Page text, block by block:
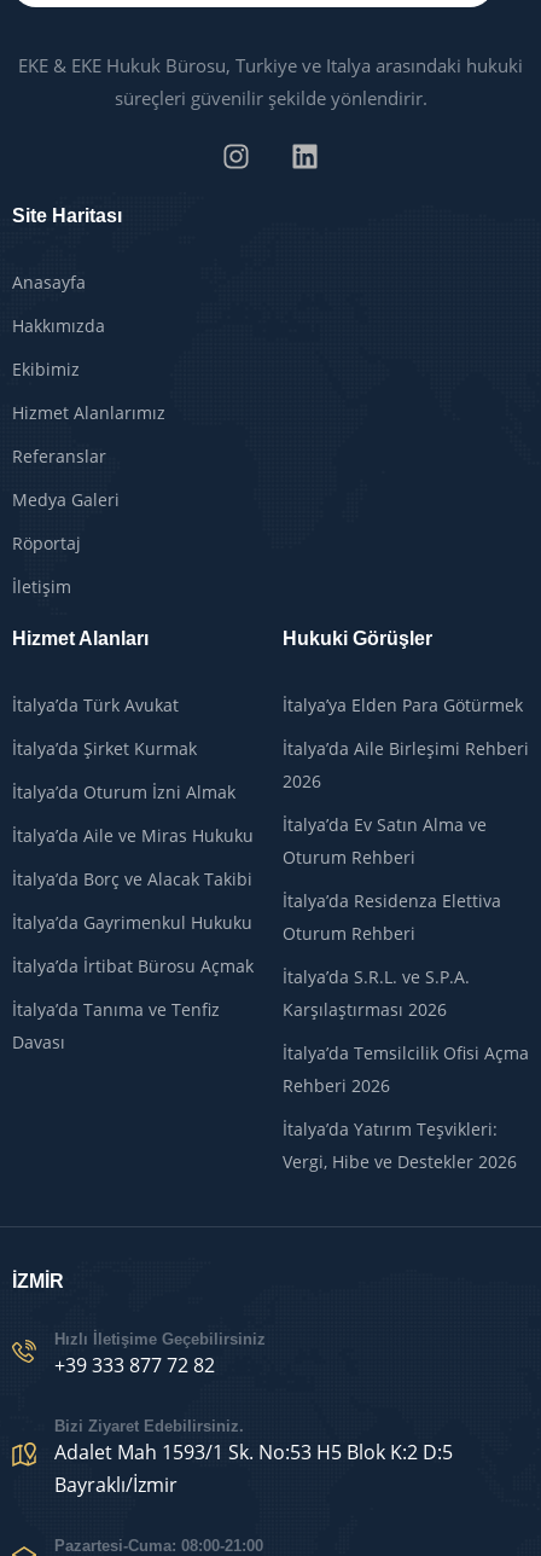
EKE & EKE Hukuk Bürosu, Turkiye ve Italya arasındaki hukuki
süreçleri güvenilir şekilde yönlendirir.
Site Haritası
Anasayfa
Hakkımızda
Ekibimiz
Hizmet Alanlarımız
Referanslar
Medya Galeri
Röportaj
İletişim
Hizmet Alanları
İtalya’da Türk Avukat
İtalya’da Şirket Kurmak
İtalya’da Oturum İzni Almak
İtalya’da Aile ve Miras Hukuku
İtalya’da Borç ve Alacak Takibi
İtalya’da Gayrimenkul Hukuku
İtalya’da İrtibat Bürosu Açmak
İtalya’da Tanıma ve Tenfiz
Davası
Hukuki Görüşler
İtalya’ya Elden Para Götürmek
İtalya’da Aile Birleşimi Rehberi
2026
İtalya’da Ev Satın Alma ve
Oturum Rehberi
İtalya’da Residenza Elettiva
Oturum Rehberi
İtalya’da S.R.L. ve S.P.A.
Karşılaştırması 2026
İtalya’da Temsilcilik Ofisi Açma
Rehberi 2026
İtalya’da Yatırım Teşvikleri:
Vergi, Hibe ve Destekler 2026
İZMİR
Hızlı İletişime Geçebilirsiniz
+39 333 877 72 82
Bizi Ziyaret Edebilirsiniz.
Adalet Mah 1593/1 Sk. No:53 H5 Blok K:2 D:5
Bayraklı/İzmir
Pazartesi-Cuma: 08:00-21:00